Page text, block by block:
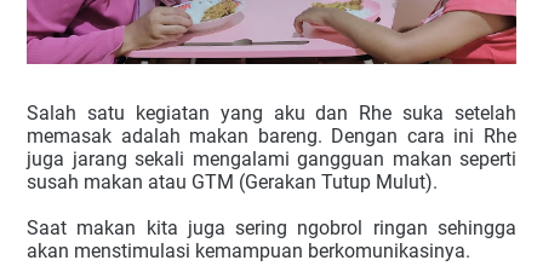
Salah satu kegiatan yang aku dan Rhe suka setelah
memasak adalah makan bareng. Dengan cara ini Rhe
juga jarang sekali mengalami gangguan makan seperti
susah makan atau GTM (Gerakan Tutup Mulut).
Saat makan kita juga sering ngobrol ringan sehingga
akan menstimulasi kemampuan berkomunikasinya.